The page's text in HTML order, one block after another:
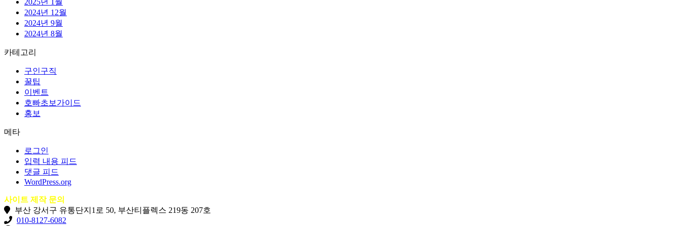
2024년 12월
2024년 9월
2024년 8월
카테고리
구인구직
꿀팁
이벤트
호빠초보가이드
홍보
메타
로그인
입력 내용 피드
댓글 피드
WordPress.org
사이트 제작 문의
부산 강서구 유통단지1로 50, 부산티플렉스 219동 207호
010-8127-6082